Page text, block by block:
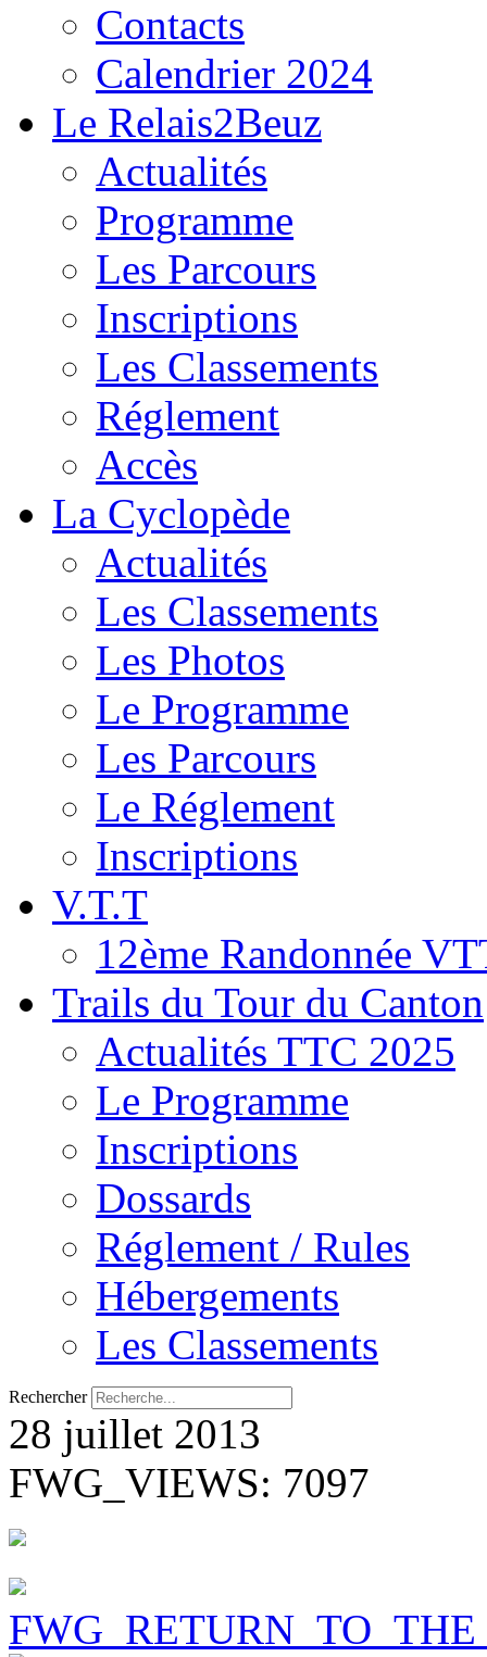
Contacts
Calendrier 2024
Le Relais2Beuz
Actualités
Programme
Les Parcours
Inscriptions
Les Classements
Réglement
Accès
La Cyclopède
Actualités
Les Classements
Les Photos
Le Programme
Les Parcours
Le Réglement
Inscriptions
V.T.T
12ème Randonnée
Trails du Tour du Canton
Actualités TTC 2025
Le Programme
Inscriptions
Dossards
Réglement / Rules
Hébergements
Les Classements
Rechercher
28 juillet 2013
FWG_VIEWS: 7097